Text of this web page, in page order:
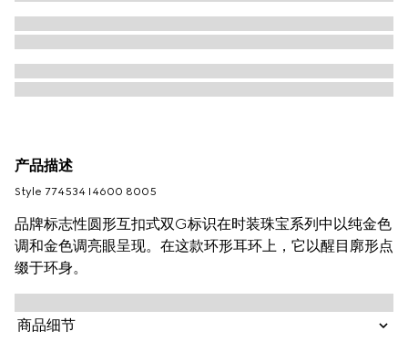
产品描述
Style ‎774534 I4600 8005
品牌标志性圆形互扣式双G标识在时装珠宝系列中以纯金色
调和金色调亮眼呈现。在这款环形耳环上，它以醒目廓形点
缀于环身。
商品细节